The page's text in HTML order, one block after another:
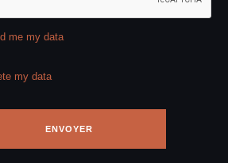
me my data
my data